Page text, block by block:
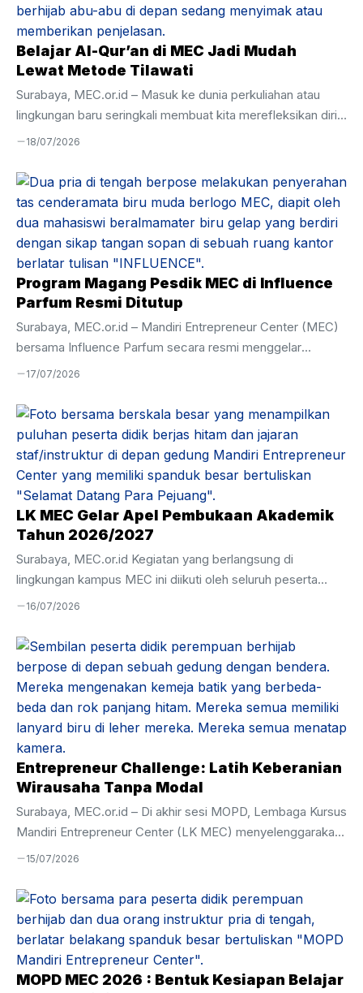
Belajar Al-Qur’an di MEC Jadi Mudah
Lewat Metode Tilawati
Surabaya, MEC.or.id – Masuk ke dunia perkuliahan atau
lingkungan baru seringkali membuat kita merefleksikan diri,
termasuk dalam urusan ibadah. Banyak dari kita yang
kemampuan membaca Al-Qur’an masih terbata-bata. Rasa
malu akhirnya menjadi penghambat utama untuk mulai
belajar lagi. Pengalaman berbeda justru dirasakan oleh para
peserta di Mandiri Entrepreneur Center (MEC). Di sini,
keterbatasan masa lalu bukan alasan untuk menghentikan
perkembangan. Melalui program keagamaan yang intensif,
belajar Al-Qur’an di MEC menjadi momen titik ...
18/07/2026
Program Magang Pesdik MEC di Influence
Parfum Resmi Ditutup
Surabaya, MEC.or.id – Mandiri Entrepreneur Center (MEC)
bersama Influence Parfum secara resmi menggelar
Penutupan Magang Influence Parfum pada Selasa, 7 Juli
magang yang telah berlangsung selama tiga bulan, yakni
mulai 7 April hingga 7 Juli 2026. Acara penutupan dihadiri
oleh perwakilan Influence Parfum, Bapak Zulfi, serta Wakil
Kepala Kesiswaan Mandiri Entrepreneur Center, Ustadz
Hamim. Momen ini sekaligus menjadi ajang evaluasi atas
pelaksanaan magang serta pemenuhan hasil perkembangan
peserta didik selama menjalani pembelajaran langsung ...
17/07/2026
LK MEC Gelar Apel Pembukaan Akademik
Tahun 2026/2027
Surabaya, MEC.or.id Kegiatan yang berlangsung di
lingkungan kampus MEC ini diikuti oleh seluruh peserta
didik, tenaga pendidik, serta jajaran manajemen dengan
menjadi momentum penting untuk menanamkan nilai
kedisiplinan, tanggung jawab, serta kesiapan seluruh civitas
akademika dalam menjalankan proses pendidikan selama
satu tahun ke depan. Melalui kegiatan ini, peserta didik
diajak untuk memulai perjalanan belajar dengan komitmen
yang kuat demi meraih kompetensi dan karakter yang
unggul. Amanat Pembina Apel Pada kesempatan tersebut,
Ustadz Hamim ...
16/07/2026
Entrepreneur Challenge: Latih Keberanian
Wirausaha Tanpa Modal
Surabaya, MEC.or.id – Di akhir sesi MOPD, Lembaga Kursus
Mandiri Entrepreneur Center (LK MEC) menyelenggarakan
kegiatan Entrepreneur Challenge sebagai bagian dari
kewirausahaan bagi peserta didik baru. Kegiatan yang diikuti
oleh 44 peserta ini dirancang untuk memberikan
pengalaman langsung dalam mengenali kebutuhan pasar,
membangun komunikasi dengan calon mitra usaha, hingga
melakukan praktik penjualan secara nyata. Sebanyak 44
15/07/2026
MOPD MEC 2026 : Bentuk Kesiapan Belajar